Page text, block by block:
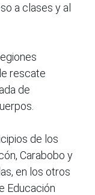
a clases y al
rescate
de
de los
Carabobo y
en los otros
Educación